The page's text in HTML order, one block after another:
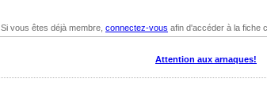
Si vous êtes déjà membre, connectez-vous afin d'accéder à la fiche
Attention aux arnaques!